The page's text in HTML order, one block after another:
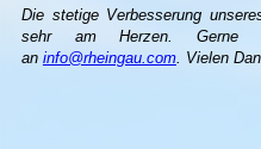
Die stetige Verbesserung
sehr am Herzen. Gerne
an info@rheingau.com. Vielen